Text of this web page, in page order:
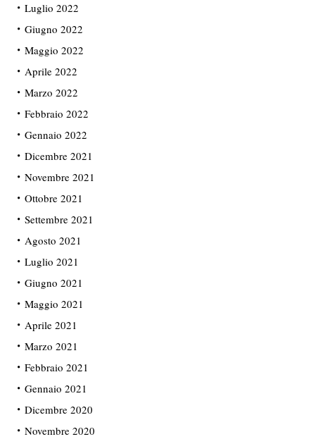
Luglio 2022
Giugno 2022
Maggio 2022
Aprile 2022
Marzo 2022
Febbraio 2022
Gennaio 2022
Dicembre 2021
Novembre 2021
Ottobre 2021
Settembre 2021
Agosto 2021
Luglio 2021
Giugno 2021
Maggio 2021
Aprile 2021
Marzo 2021
Febbraio 2021
Gennaio 2021
Dicembre 2020
Novembre 2020